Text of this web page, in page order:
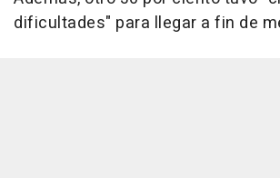
dificultades" para llegar a fin de